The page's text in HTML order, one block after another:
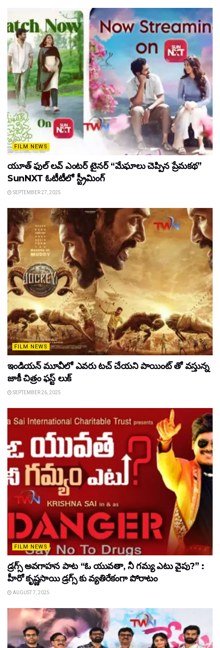
FILM NEWS
యూత్ ఫుల్ లవ్ ఎంటర్ టైనర్ “మేఘాలు చెప్పిన ప్రేమకథ”
SunNXT ఓటీటీలో స్ట్రీమింగ్
SEPTEMBER 27, 2025
FILM NEWS
ఇండియన్ మూవీలో ఎవరు టచ్ చేయని పాయింట్ తో వస్తున్న
జాకీ చిత్రం ఫస్ట్ లుక్
SEPTEMBER 26, 2025
FILM NEWS
డ్రగ్స్ అవగాహన పాట “ఓ యువతా, నీ గమ్య ఎటు వైపు?” :
హీరో కృష్ణసాయి డ్రగ్స్ కు వ్యతిరేకంగా పోరాటం
AUGUST 7, 2025